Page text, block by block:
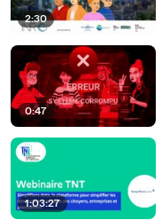
2:30
0:47
1:03:27